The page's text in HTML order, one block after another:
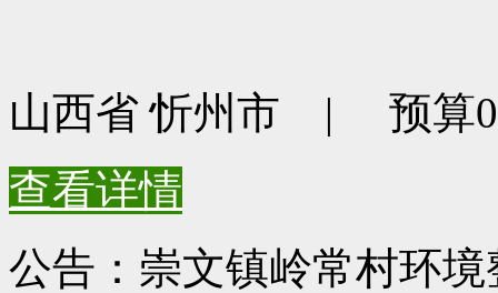
山西省 忻州市 | 预算
查看详情
公告：崇文镇岭常村环